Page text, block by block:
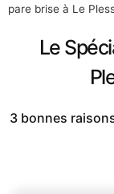
pare brise à Le
Le
3 bonnes